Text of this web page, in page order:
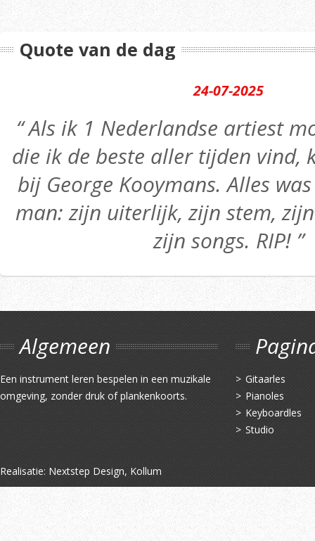
Quote van de dag
24-07-2025
“ Als ik 1 Nederlandse artiest
die ik de beste aller tijden vind,
bij George Kooymans. Alles
man: zijn uiterlijk, zijn stem,
zijn songs. RIP! ”
Algemeen
Een instrument leren bespelen in een muzikale
omgeving, zonder druk of plankenkoorts.
Gitaarles
Pianoles
Keyboardles
Studio
Realisatie: Nextstep Design, Kollum